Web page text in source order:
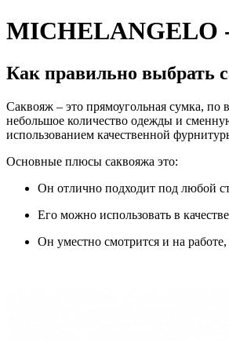
MICHELANGELO
Как правильно выбрать
Саквояж – это прямоугольная сумка, по
небольшое количество одежды и
использованием качественной
Основные плюсы саквояжа это:
Он отлично подходит под любой
Его можно использовать в
Он уместно смотрится и на